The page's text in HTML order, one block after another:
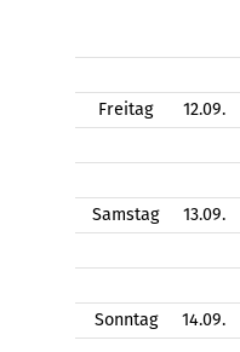
Freitag 12.09.
Samstag 13.09.
Sonntag 14.09.